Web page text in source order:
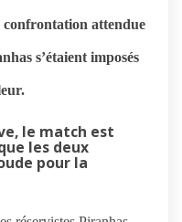
confrontation attendue
s’étaient imposés
le match est
les deux
pour la